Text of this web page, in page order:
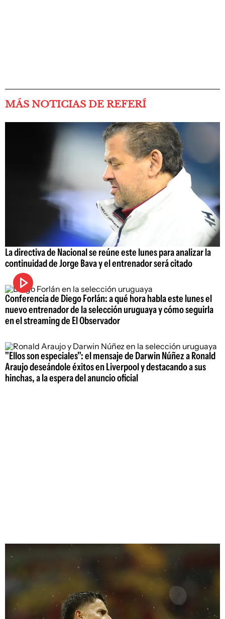
MÁS NOTICIAS DE REFERÍ
La directiva de Nacional se reúne este lunes para analizar la
continuidad de Jorge Bava y el entrenador será citado
Conferencia de Diego Forlán: a qué hora habla este lunes el
nuevo entrenador de la selección uruguaya y cómo seguirla
en el streaming de El Observador
"Ellos son especiales": el mensaje de Darwin Núñez a Ronald
Araujo deseándole éxitos en Liverpool y destacando a sus
hinchas, a la espera del anuncio oficial